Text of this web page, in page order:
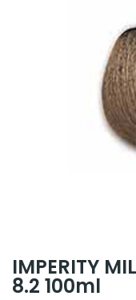
IMPERITY
8.2 100ml